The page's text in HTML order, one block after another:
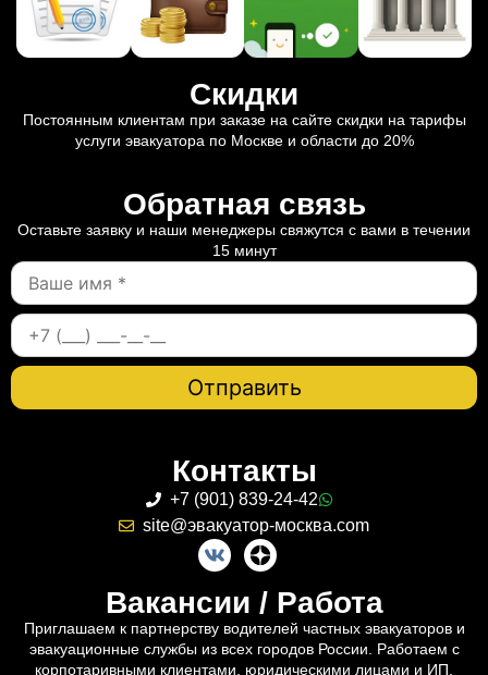
Скидки
Постоянным клиентам при заказе на сайте скидки на тарифы
услуги эвакуатора по Москве и области до 20%
Обратная связь
Оставьте заявку и наши менеджеры свяжутся с вами в течении
15 минут
Контакты
+7 (901) 839-24-42
site@эвакуатор-москва.com
Вакансии / Работа
Приглашаем к партнерству водителей частных эвакуаторов и
эвакуационные службы из всех городов России. Работаем с
корпотаривными клиентами, юридическими лицами и ИП.